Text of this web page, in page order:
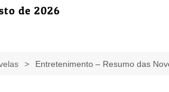
de 2026
Entretenimento – Resumo das